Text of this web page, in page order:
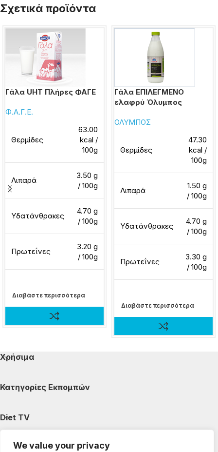
We value your privacy
Σχετικά προϊόντα
Γάλα UHT Πλήρες ΦΑΓΕ
Φ.Α.Γ.Ε.
Θερμίδες
63.00
kcal /
100g
Λιπαρά
3.50 g
/ 100g
Υδατάνθρακες
4.70 g
/ 100g
Πρωτεΐνες
3.20 g
/ 100g
Διαβάστε περισσότερα
Γάλα ΕΠΙΛΕΓΜΕΝΟ
ελαφρύ Όλυμπος
ΟΛΥΜΠΟΣ
Θερμίδες
47.30
kcal /
100g
Λιπαρά
1.50 g
/ 100g
Υδατάνθρακες
4.70 g
/ 100g
Πρωτεΐνες
3.30 g
/ 100g
Διαβάστε περισσότερα
Χρήσιμα
Κατηγορίες Εκπομπών
Diet TV
Κατηγορίες Άρθρων